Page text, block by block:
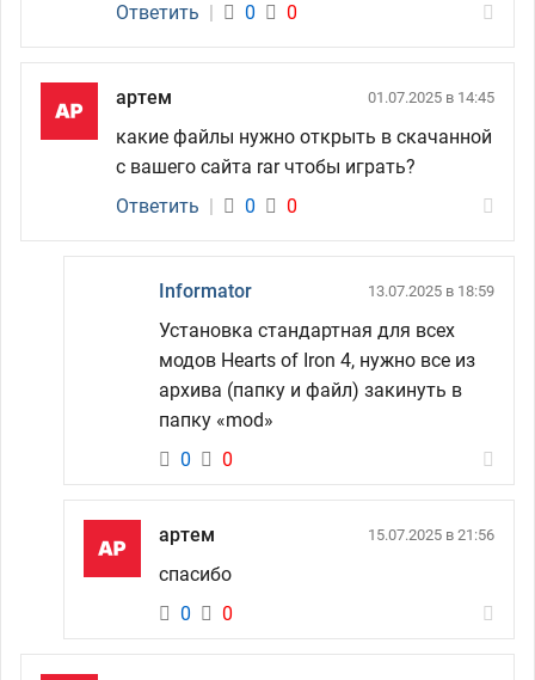
Ответить
0 0
артем 01.07.2025 в 14:45
какие файлы нужно открыть в скачанной
с вашего сайта rar чтобы играть?
Ответить
0 0
Informator 13.07.2025 в 18:59
Установка стандартная для всех
модов Hearts of Iron 4, нужно все из
архива (папку и файл) закинуть в
папку «mod»
0
0
артем 15.07.2025 в 21:56
спасибо
0
0